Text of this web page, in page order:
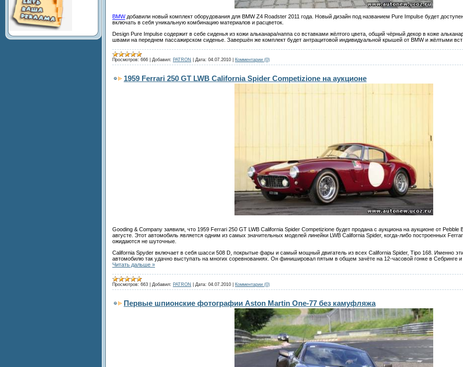
BMW добавили новый комплект оборудования для BMW Z4 Roadster 2011 года. Новый дизайн под названием Pure Impulse будет
включать в себя уникальную комбинацию материалов и расцветок.
Design Pure Impulse содержит в себе сиденья из кожи альканара/наппа со вставками жёлтого цвета, общий чёрный декор в коже
швами на переднем пассажирском сиденье. Завершён же комплект будет антрацитовой индивидуальной крышей от BMW и жёлтыми вст
Просмотров: 666 Добавил: PATRON Дата: 04.07.2010 Комментарии (0)
1959 Ferrari 250 GT LWB California Spider Competizione на аукционе
Gooding & Company заявили, что 1959 Ferrari 250 GT LWB California Spider Competizione будет продана с аукциона на аукционе от Pebble
августе. Этот автомобиль является одним из самых значительных моделей линейки LWB California Spider, когда-либо построенных
ожидаются не шуточные.
California Spyder включает в себя шасси 508 D, покрытые фары и самый мощный двигатель из всех California Spider, Tipo 168. Именно эти
автомобилю так удачно выступать на многих соревнованиях. Он финишировал пятым в общем зачёте на 12-часовой гонке в Себринге
Читать дальше »
Просмотров: 663 Добавил: PATRON Дата: 04.07.2010 Комментарии (0)
Первые шпионские фотографии Aston Martin One-77 без камуфляжа